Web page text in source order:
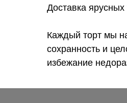
Доставка
Каждый торт мы
сохранность и
избежание